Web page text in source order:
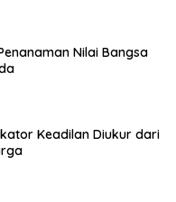
Nilai Bangsa
Keadilan Diukur dari